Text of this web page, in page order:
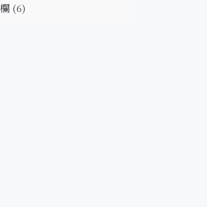
(6)